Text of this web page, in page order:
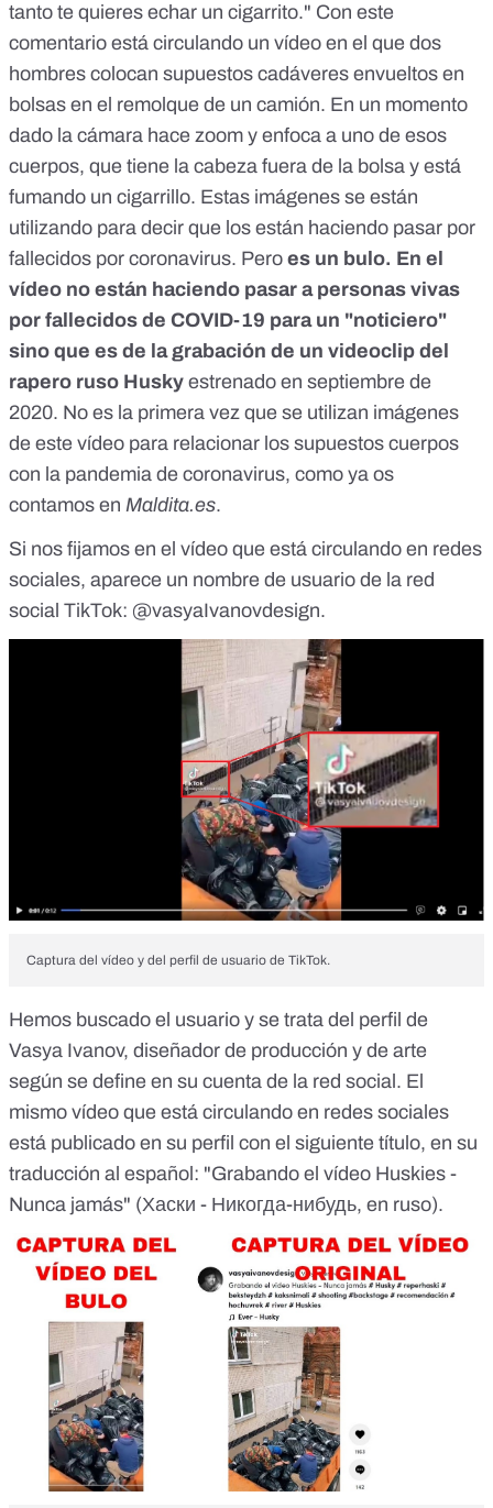
tanto te quieres echar un cigarrito." Con este
comentario está circulando un vídeo en el que dos
hombres colocan supuestos cadáveres envueltos en
bolsas en el remolque de un camión. En un momento
dado la cámara hace zoom y enfoca a uno de esos
cuerpos, que tiene la cabeza fuera de la bolsa y está
fumando un cigarrillo. Estas imágenes se están
utilizando para decir que los están haciendo pasar por
fallecidos por coronavirus. Pero es un bulo. En el
vídeo no están haciendo pasar a personas vivas
por fallecidos de COVID-19 para un "noticiero"
sino que es de la grabación de un videoclip del
rapero ruso Husky estrenado en septiembre de
2020. No es la primera vez que se utilizan imágenes
de este vídeo para relacionar los supuestos cuerpos
con la pandemia de coronavirus, como ya os
contamos en Maldita.es.
Si nos fijamos en el vídeo que está circulando en redes
sociales, aparece un nombre de usuario de la red
social TikTok: @vasyaIvanovdesign.
Captura del vídeo y del perfil de usuario de TikTok.
Hemos buscado el usuario y se trata del perfil de
Vasya Ivanov, diseñador de producción y de arte
según se define en su cuenta de la red social. El
mismo vídeo que está circulando en redes sociales
está publicado en su perfil con el siguiente título, en su
traducción al español: "Grabando el vídeo Huskies -
Nunca jamás" (Хаски - Никогда-нибудь, en ruso).